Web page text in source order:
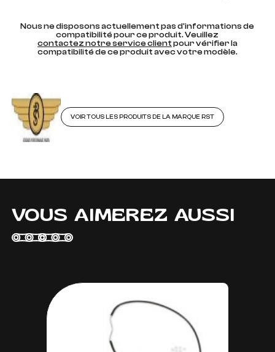
Nous ne disposons actuellement pas d'informations de
compatibilité pour ce produit. Veuillez
contactez notre service clientpour vérifier la
compatibilité de ce produit avec votre modèle.
VOIR TOUS LES PRODUITS DE LA MARQUE RST
VOUS AIMEREZ AUSSI